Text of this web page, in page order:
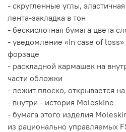
- скругленные углы,
лента-закладка в тон
- бескислотная бумага цвета
- уведомление «In case of loss»
форзаце
- раскладной кармашек на
части обложки
- лежит плоско, открывается на
- внутри - история Moleskine
- бумага этого изделия
из рационально управляемых